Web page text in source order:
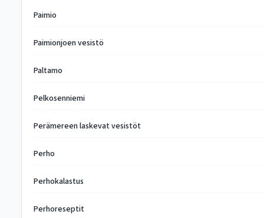
Paimio
Paimionjoen vesistö
Paltamo
Pelkosenniemi
Perämereen laskevat vesistöt
Perho
Perhokalastus
Perhoreseptit